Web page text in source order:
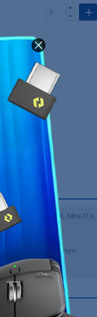
ATX, Micro-ATX, Mini-ITX,
230 x 456 x 454mm
12 Mois